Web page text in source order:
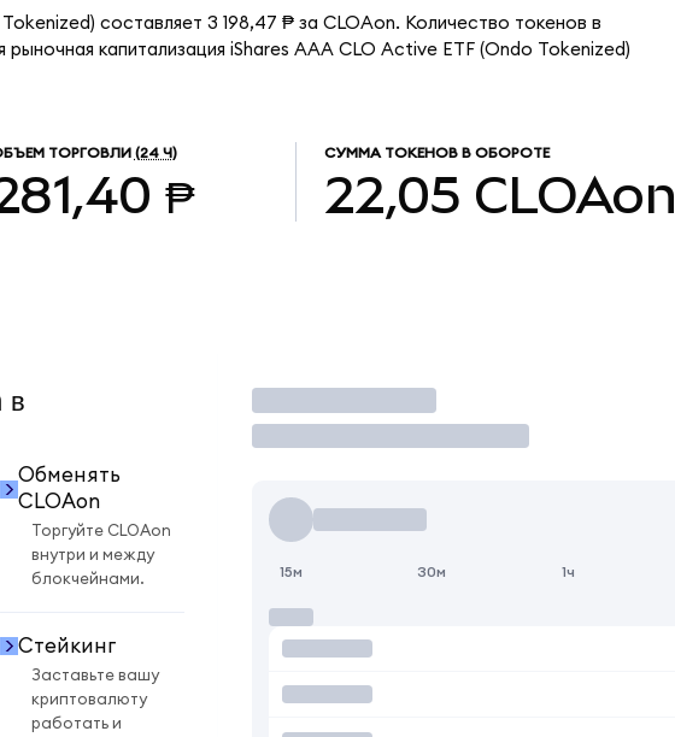
составляет 3 198,47 ₱ за CLOAon. Количество токенов в
капитализация iShares AAA CLO Active ETF (Ondo Tokenized)
ТОРГОВЛИ (24 Ч)
₱
СУММА ТОКЕНОВ В ОБОРОТЕ
22,05 CLOAon
в
Обменять
CLOAon
Торгуйте CLOAon
внутри и между
блокчейнами.
Стейкинг
Заставьте вашу
криптовалюту
работать и
Торговать
15м 30м 1ч